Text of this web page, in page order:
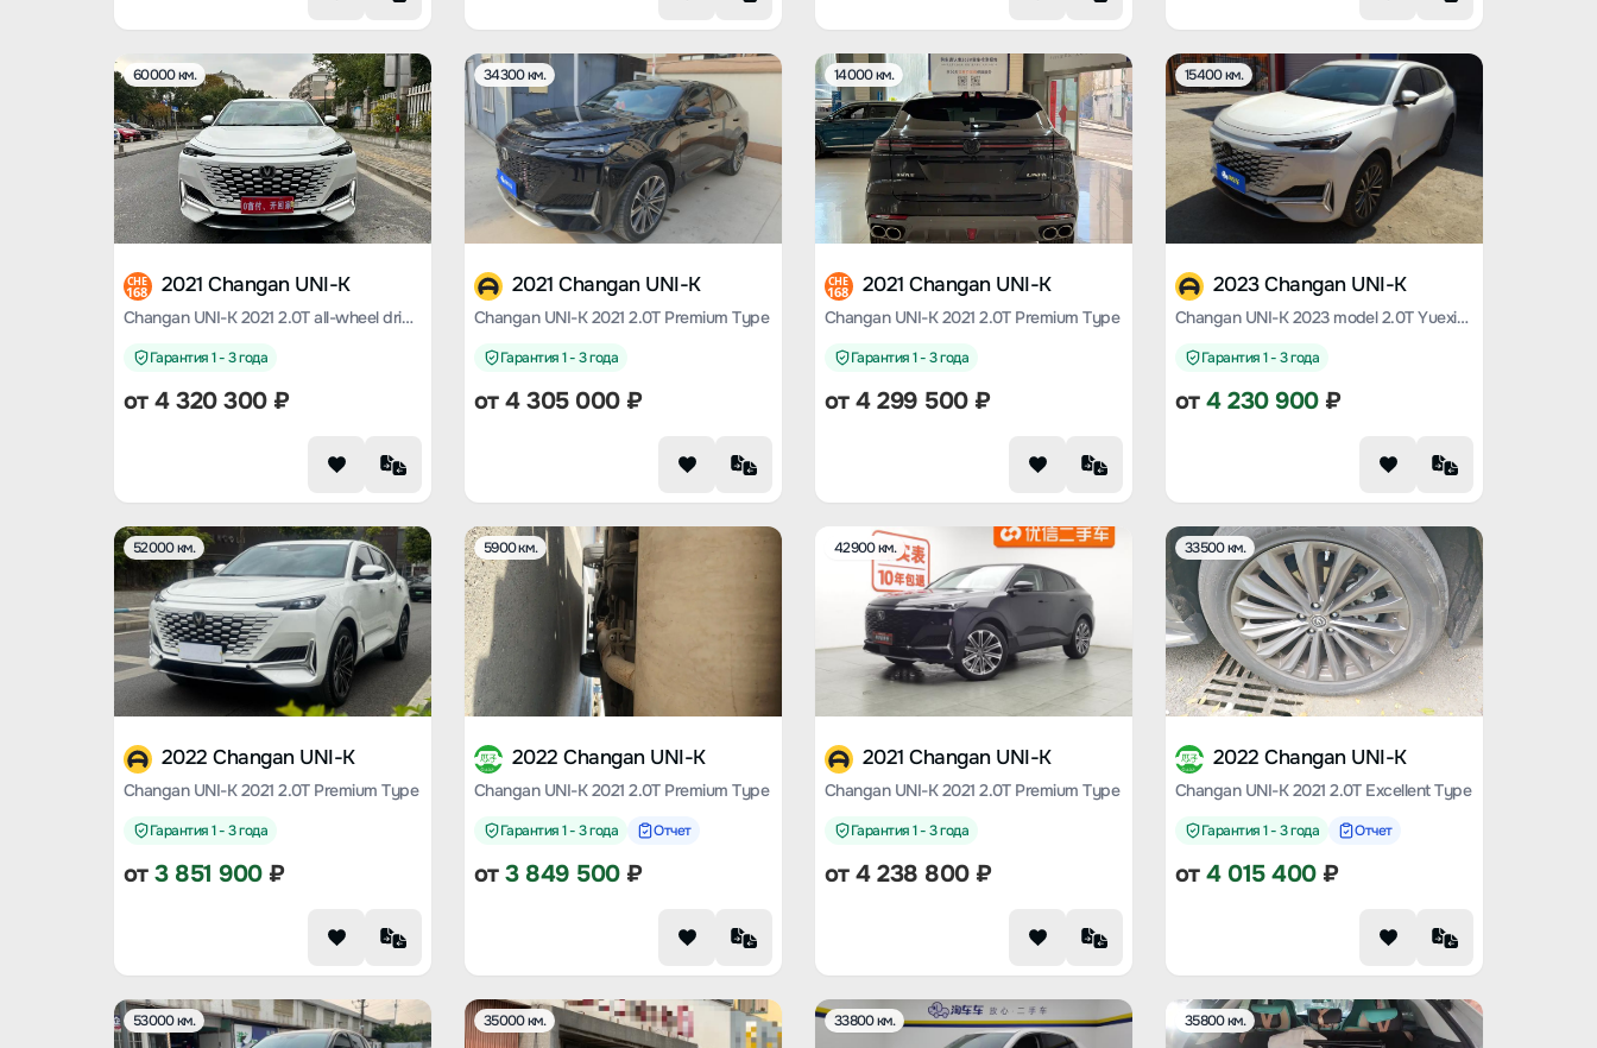
60000 км.
CHE
168 2021 Changan UNI-K
Changan UNI-K 2021 2.0T all-wheel drive premium model
Гарантия 1 - 3 года
от4 320 300₽
34300 км.
2021 Changan UNI-K
Changan UNI-K 2021 2.0T Premium Type
Гарантия 1 - 3 года
от4 305 000₽
14000 км.
CHE
168 2021 Changan UNI-K
Changan UNI-K 2021 2.0T Premium Type
Гарантия 1 - 3 года
от4 299 500₽
15400 км.
2023 Changan UNI-K
Changan UNI-K 2023 model 2.0T Yuexiang Type
Гарантия 1 - 3 года
от4 230 900₽
52000 км.
2022 Changan UNI-K
Changan UNI-K 2021 2.0T Premium Type
Гарантия 1 - 3 года
от3 851 900₽
5900 км.
2022 Changan UNI-K
Changan UNI-K 2021 2.0T Premium Type
Гарантия 1 - 3 года Отчет
от3 849 500₽
42900 км.
2021 Changan UNI-K
Changan UNI-K 2021 2.0T Premium Type
Гарантия 1 - 3 года
от4 238 800₽
33500 км.
2022 Changan UNI-K
Changan UNI-K 2021 2.0T Excellent Type
Гарантия 1 - 3 года Отчет
от4 015 400₽
53000 км. 35000 км. 33800 км. 35800 км.